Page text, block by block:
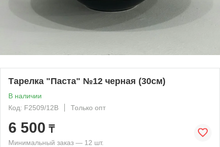
Тарелка "Паста" №12 черная (30см)
В наличии
Код: F2509/12B
Только опт
6 500 ₸
Минимальный заказ — 12 шт.